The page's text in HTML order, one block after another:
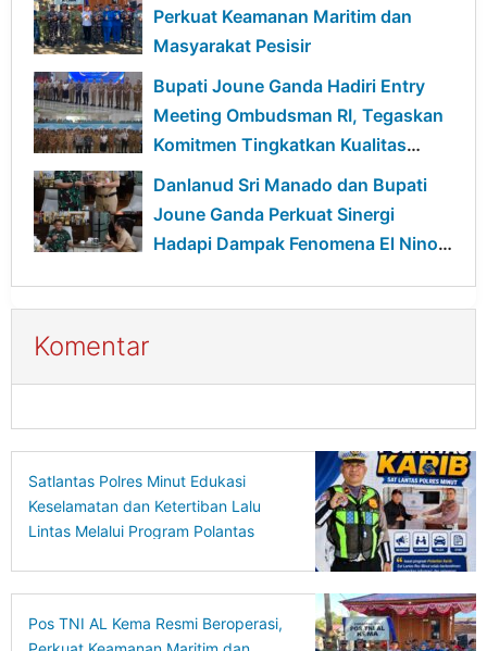
Perkuat Keamanan Maritim dan
Masyarakat Pesisir
Bupati Joune Ganda Hadiri Entry
Meeting Ombudsman RI, Tegaskan
Komitmen Tingkatkan Kualitas
Pelayanan Publik
Danlanud Sri Manado dan Bupati
Joune Ganda Perkuat Sinergi
Hadapi Dampak Fenomena El Nino
Komentar
Satlantas Polres Minut Edukasi
Keselamatan dan Ketertiban Lalu
Lintas Melalui Program Polantas
Pos TNI AL Kema Resmi Beroperasi,